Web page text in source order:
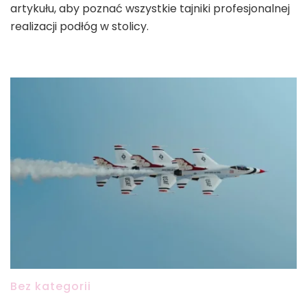
artykułu, aby poznać wszystkie tajniki profesjonalnej
realizacji podłóg w stolicy.
Bez kategorii